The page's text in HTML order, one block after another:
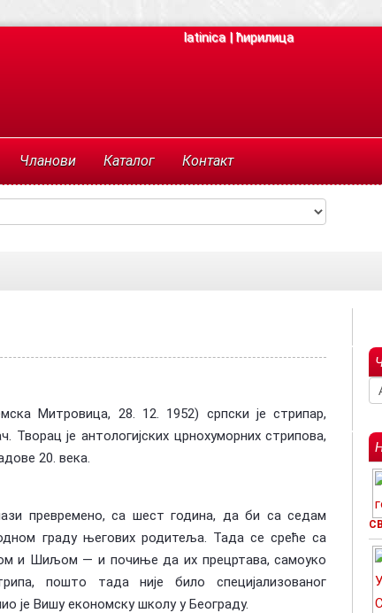
latinica|ћирилица
Чланови Каталог Контакт
Митровица, 28. 12. 1952) српски је стрипар,
Творац је антологијских црнохуморних стрипова,
20. века.
превремено, са шест година, да би са седам
граду његових родитеља. Тада се среће са
и Шиљом — и почиње да их прецртава, самоуко
пошто тада није било специјализованог
је Вишу економску школу у Београду.